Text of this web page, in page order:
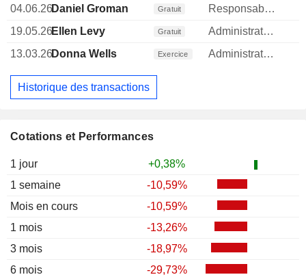
Cotations et Performances
1 jour
+0,38%
1 semaine
-10,59%
Mois en cours
-10,59%
1 mois
-13,26%
3 mois
-18,97%
6 mois
-29,73%
04.06.26Daniel Groman Gratuit
Responsable conformite
19.05.26Ellen Levy Gratuit Administrateur
13.03.26Donna Wells Exercice Administrateur
Historique des transactions